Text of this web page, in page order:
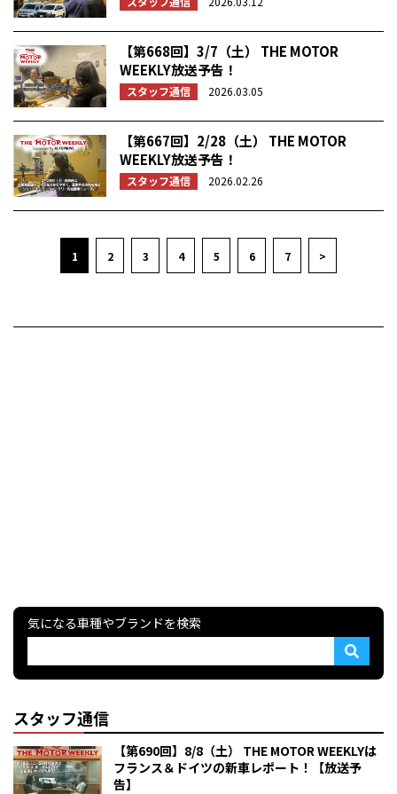
【第668回】3/7（土） THE MOTOR
WEEKLY放送予告！
スタッフ通信 2026.03.05
【第667回】2/28（土） THE MOTOR
WEEKLY放送予告！
スタッフ通信 2026.02.26
1 2 3 4 5 6 7 >
気になる車種やブランドを検索
スタッフ通信
【第690回】8/8（土） THE MOTOR WEEKLYは
フランス＆ドイツの新車レポート！【放送予
告】